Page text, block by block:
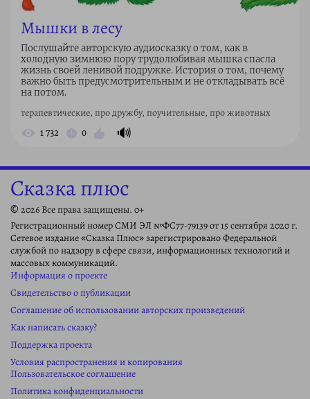
Мышки в лесу
Послушайте авторскую аудиосказку о том, как в
холодную зимнюю пору трудолюбивая мышка спасла
жизнь своей ленивой подружке. История о том, почему
важно быть предусмотрительным и не откладывать всё
на потом.
терапевтические, про дружбу, поучительные, про животных
1 732 0 🔊
Сказка плюс
© 2026 Все права защищены. 0+
Регистрационный номер СМИ ЭЛ №ФС77-79139 от 15 сентября 2020 г.
Сетевое издание «Сказка Плюс» зарегистрировано Федеральной
службой по надзору в сфере связи, информационных технологий и
массовых коммуникаций.
Информация о проекте
Свидетельство о публикации
Соглашение об использовании авторских произведений
Как написать сказку?
Поддержка проекта
Условия распространения и копирования
Пользовательское соглашение
Политика конфиденциальности